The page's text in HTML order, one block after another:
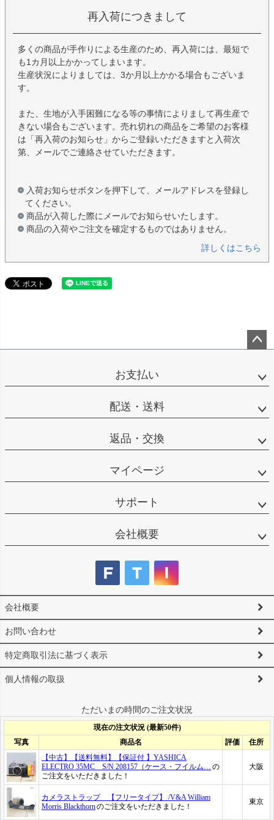
再入荷につきまして
多くの商品が手作りによる生産のため、再入荷には、最短で
も1カ月以上かかってしまいます。
生産状況によりましては、3か月以上かかる場合もございま
す。
また、生地が入手困難になる等の事情によりまして再生産で
きない場合もございます。売れ切れの商品をご希望のお客様
は「再入荷のお知らせ」からご登録いただきますと入荷次
第、メールでご連絡させていただきます。
入荷お知らせボタンを押下して、メールアドレスを登録し
てください。
商品が入荷した際にメールでお知らせいたします。
商品の入荷やご注文を確定するものではありません。
詳しくはこちら
ップ
お支払い
配送・送料
返品・交換
マイページ
サポート
会社概要
会社概要
お問い合わせ
特定商取引法に基づく表示
個人情報の取扱
ただいまの時間のご注文状況